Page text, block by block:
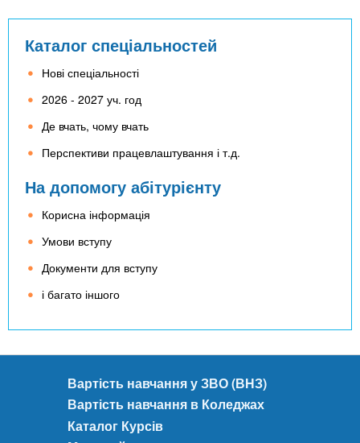
Каталог спеціальностей
Нові спеціальності
2026 - 2027 уч. год
Де вчать, чому вчать
Перспективи працевлаштування і т.д.
На допомогу абітурієнту
Корисна інформація
Умови вступу
Документи для вступу
і багато іншого
Вартість навчання у ЗВО (ВНЗ)
Вартість навчання в Коледжах
Каталог Курсів